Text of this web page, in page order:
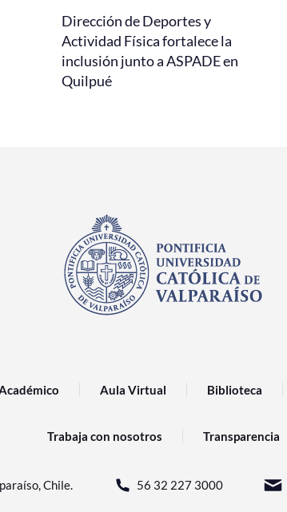
Dirección de Deportes y
Actividad Física fortalece la
inclusión junto a ASPADE en
Quilpué
Aula Virtual Biblioteca
Trabaja con nosotros Transparencia
Chile. 56 32 227 3000